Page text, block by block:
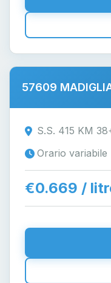
57609
S.S. 415 KM
Orario variabile
€0.669 /